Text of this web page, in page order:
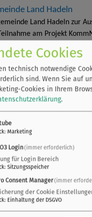
Land Hadeln
Land Hadeln zur
am Projekt
im Juni 2021. Trotz…
Wettbewerb
Dr. Marco Trips,…
2013 die Kampagne
Kommunalen Umwelt-
flasche@uan.de
werden. Dadurch…
Cookies
technisch notwendige
sind. Wenn Sie auf
Cookies in Ihrem
.
: Marketing
Login(immer erforderlich)
für Login Bereich
: Sitzungsspeicher
Consent Manager(immer
der Cookie
: Einhaltung der DSGVO